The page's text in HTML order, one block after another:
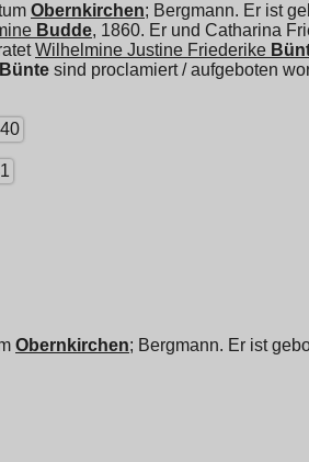
Obernkirchen; Bergmann. Er ist
Budde, 1860. Er und Catharina
Wilhelmine Justine Friederike
Bünte sind proclamiert / aufgeboten
Obernkirchen; Bergmann. Er ist